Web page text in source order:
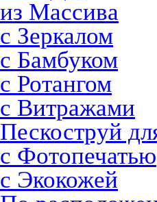
из Массива
с Зеркалом
с Бамбуком
с Ротангом
с Витражами
Пескоструй
с Фотопечатью
с Экокожей